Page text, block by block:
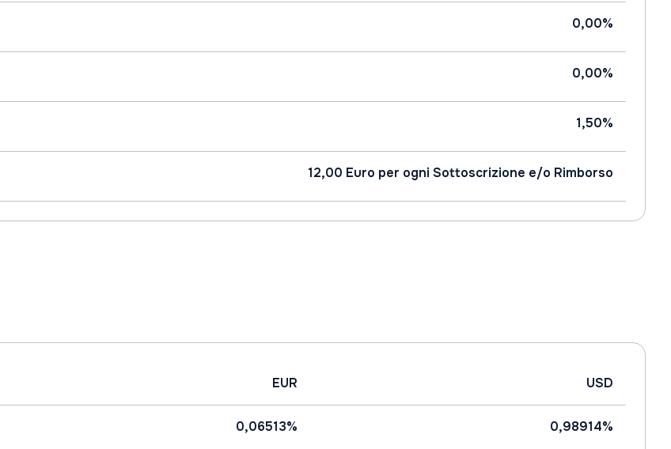
0,00%
0,00%
1,50%
12,00 Euro per ogni Sottoscrizione e/o Rimborso
EUR USD
0,06513% 0,98914%